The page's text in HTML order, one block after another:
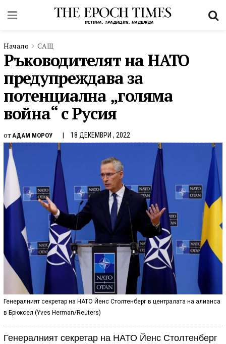
Начало САЩ
Ръководителят на НАТО
предупреждава за
потенциална „голяма
война“ с Русия
от АДАМ МОРОУ 18 ДЕКЕМВРИ , 2022
Генералният секретар на НАТО Йенс Столтенберг в централата на алианса
в Брюксел (Yves Herman/Reuters)
Генералният секретар на НАТО Йенс Столтенберг